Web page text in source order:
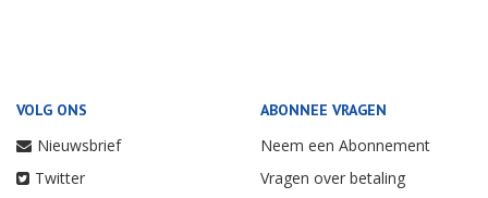
VOLG ONS
Nieuwsbrief
Twitter
ABONNEE VRAGEN
Neem een Abonnement
Vragen over betaling